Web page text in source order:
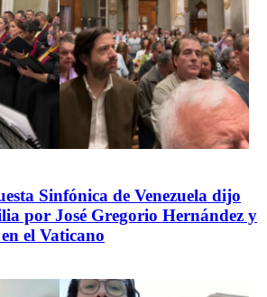
Sinfónica de Venezuela dijo
por José Gregorio Hernández y
el Vaticano